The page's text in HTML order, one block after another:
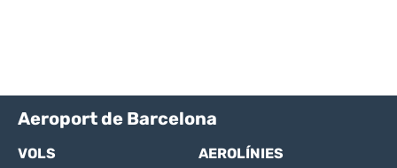
Aeroport de Barcelona
VOLS
AEROLÍNIES